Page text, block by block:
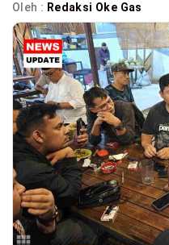
Oleh : Redaksi Oke Gas